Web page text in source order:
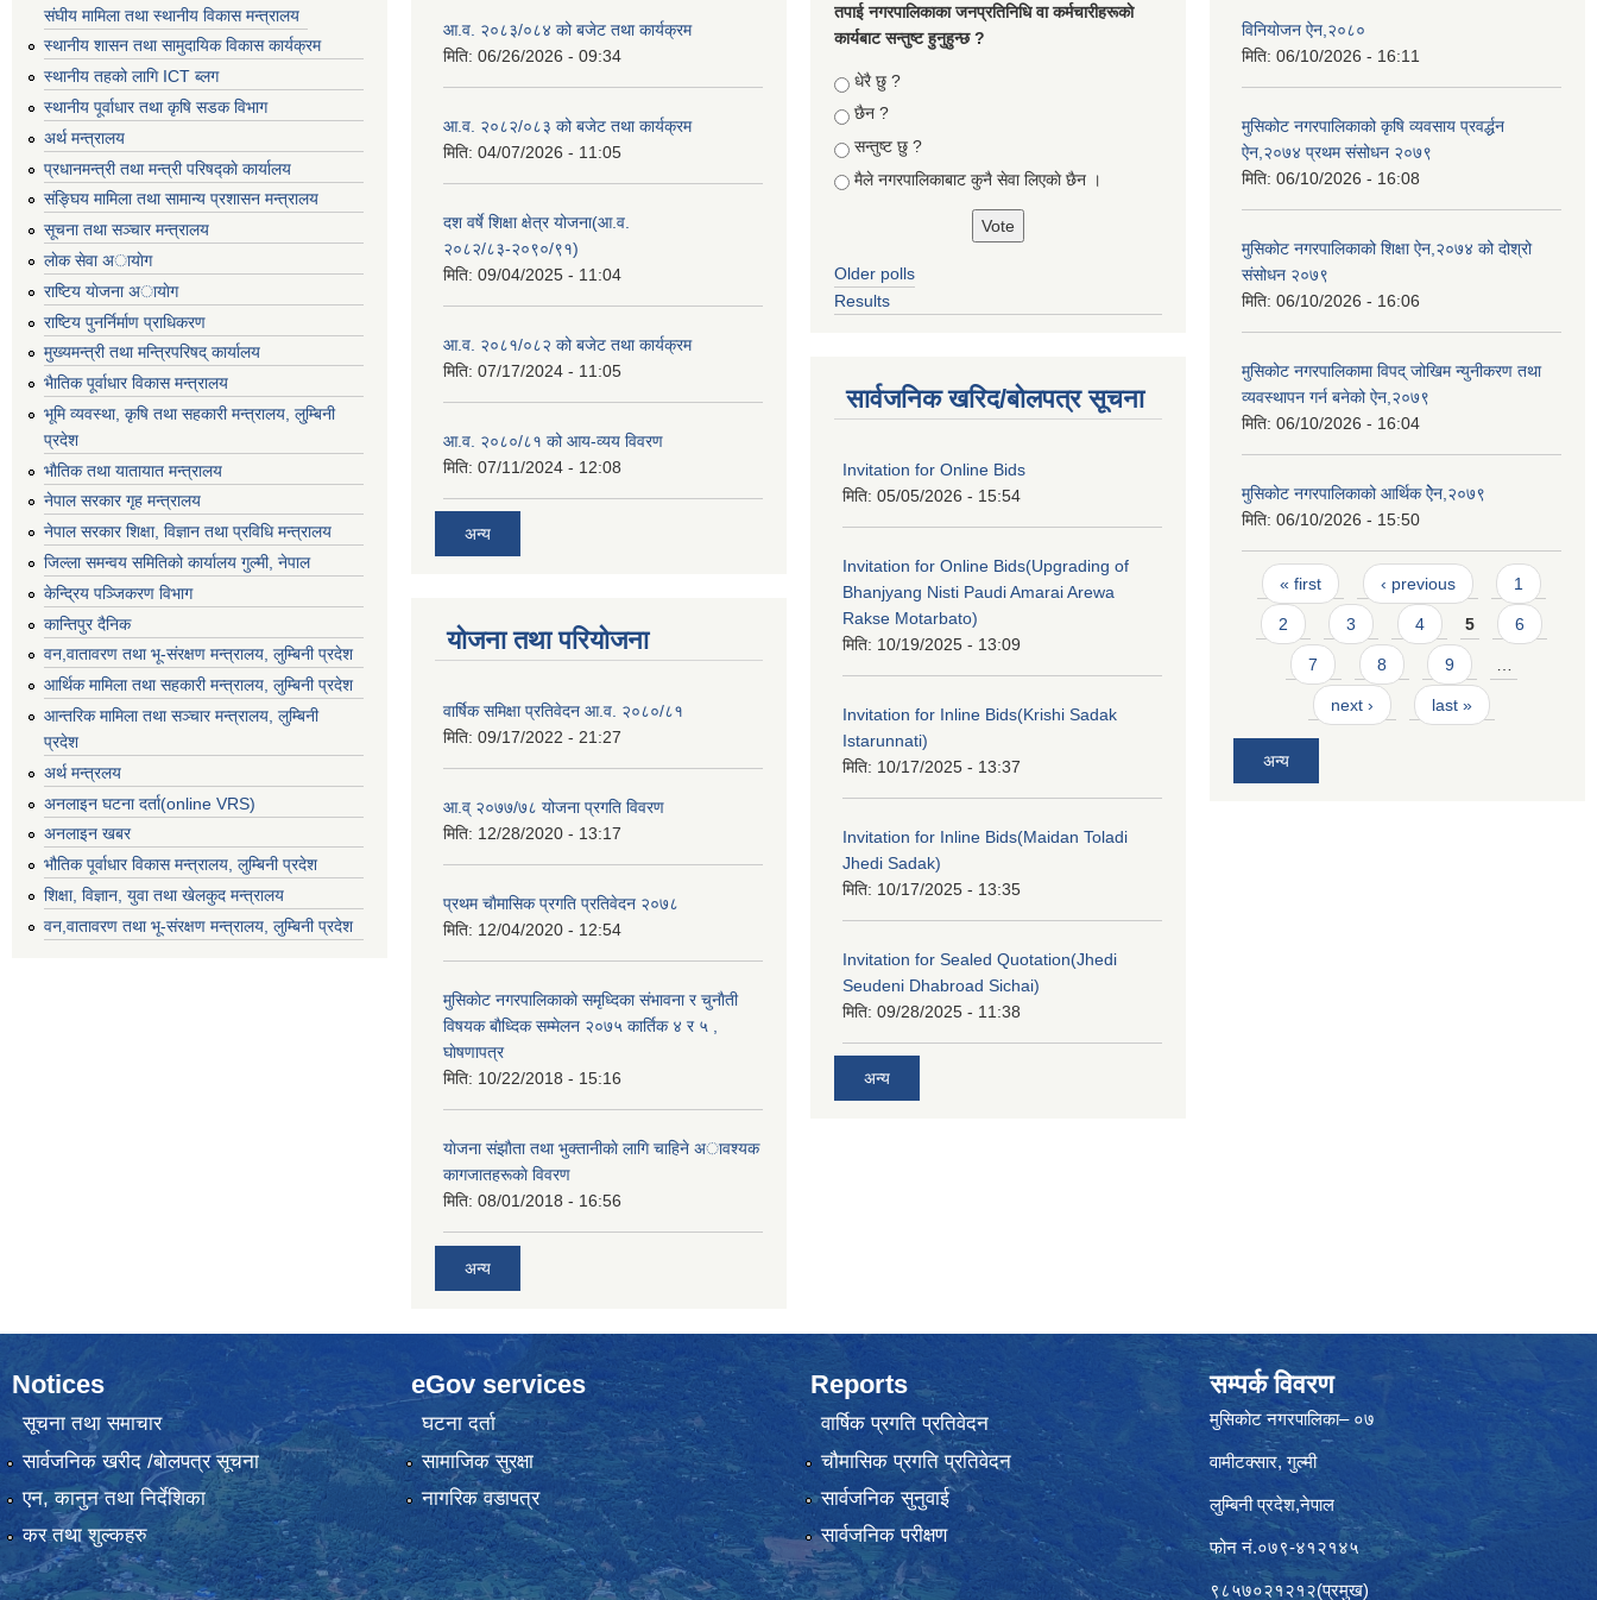
संघीय मामिला तथा स्थानीय विकास मन्त्रालय
स्थानीय शासन तथा सामुदायिक विकास कार्यक्रम
स्थानीय तहको लागि ICT ब्लग
स्थानीय पूर्वाधार तथा कृषि सडक विभाग
अर्थ मन्त्रालय
प्रधानमन्त्री तथा मन्त्री परिषद्काे कार्यालय
संङ्घिय मामिला तथा सामान्य प्रशासन मन्त्रालय
सूचना तथा सञ्चार मन्त्रालय
लाेक सेवा अायाेग
राष्टिय याेजना अायाेग
राष्टिय पुनर्निर्माण प्राधिकरण
मुख्यमन्त्री तथा मन्त्रिपरिषद् कार्यालय
भैातिक पूर्वाधार विकास मन्त्रालय
भूमि व्यवस्था, कृषि तथा सहकारी मन्त्रालय, लु्म्बिनी
प्रदेश
भाैतिक तथा यातायात मन्त्रालय
नेपाल सरकार गृह मन्त्रालय
नेपाल सरकार शिक्षा, विज्ञान तथा प्रविधि मन्त्रालय
जिल्ला समन्वय समितिको कार्यालय गुल्मी, नेपाल
केन्द्रिय पञ्जिकरण विभाग
कान्तिपुर दैनिक
वन,वातावरण तथा भू-संरक्षण मन्त्रालय, लुम्बिनी प्रदेश
आर्थिक मामिला तथा सहकारी मन्त्रालय, लुम्बिनी प्रदेश
आन्तरिक मामिला तथा सञ्चार मन्त्रालय, लुम्बिनी
प्रदेश
अर्थ मन्त्रलय
अनलाइन घटना दर्ता(online VRS)
अनलाइन खबर
भौतिक पूर्वाधार विकास मन्त्रालय, लुम्बिनी प्रदेश
शिक्षा, विज्ञान, युवा तथा खेलकुद मन्‍‍त्रालय
वन,वातावरण तथा भू-संरक्षण मन्त्रालय, लुम्बिनी प्रदेश
आ.व. २०८३/०८४ को बजेट तथा कार्यक्रम
मिति: 06/26/2026 - 09:34
आ.व. २०८२/०८३ को बजेट तथा कार्यक्रम
मिति: 04/07/2026 - 11:05
दश वर्षे शिक्षा क्षेत्र योजना(आ.व.
२०८२/८३-२०९०/९१)
मिति: 09/04/2025 - 11:04
आ.व. २०८१/०८२ को बजेट तथा कार्यक्रम
मिति: 07/17/2024 - 11:05
आ.व. २०८०/८१ को आय-व्यय विवरण
मिति: 07/11/2024 - 12:08
अन्य
योजना तथा परियोजना
वार्षिक समिक्षा प्रतिवेदन आ.व. २०८०/८१
मिति: 09/17/2022 - 21:27
आ.व् २०७७/७८ योजना प्रगति विवरण
मिति: 12/28/2020 - 13:17
प्रथम चाैमासिक प्रगति प्रतिवेदन २०७८
मिति: 12/04/2020 - 12:54
मुसिकाेट नगरपालिकाकाे समृध्दिका संभावना र चुनाैती
विषयक बाैध्दिक सम्मेलन २०७५ कार्तिक ४ र ५ ,
घाेषणापत्र
मिति: 10/22/2018 - 15:16
याेजना संझाैता तथा भुक्तानीकाे लागि चाहिने अावश्यक
कागजातहरूकाे विवरण
मिति: 08/01/2018 - 16:56
अन्य
तपा‌ई नगरपालिकाका जनप्रतिनिधि वा कर्मचारीहरूकाे
कार्यबाट सन्तुष्ट हुनुहुन्छ ?
Choices
धेरै छु ?
छैन ?
सन्तुष्ट छु ?
मैले नगरपालिकाबाट कुनै सेवा लिएकाे छैन ।
Older polls
Results
सार्वजनिक खरिद/बोलपत्र सूचना
Invitation for Online Bids
मिति: 05/05/2026 - 15:54
Invitation for Online Bids(Upgrading of
Bhanjyang Nisti Paudi Amarai Arewa
Rakse Motarbato)
मिति: 10/19/2025 - 13:09
Invitation for Inline Bids(Krishi Sadak
Istarunnati)
मिति: 10/17/2025 - 13:37
Invitation for Inline Bids(Maidan Toladi
Jhedi Sadak)
मिति: 10/17/2025 - 13:35
Invitation for Sealed Quotation(Jhedi
Seudeni Dhabroad Sichai)
मिति: 09/28/2025 - 11:38
अन्य
विनियोजन ऐन,२०८०
मिति: 06/10/2026 - 16:11
मुसिकोट नगरपालिकाको कृषि व्यवसाय प्रवर्द्धन
ऐन,२०७४ प्रथम संसोधन २०७९
मिति: 06/10/2026 - 16:08
मुसिकोट नगरपालिकाको शिक्षा ऐन,२०७४ को दोश्रो
संसोधन २०७९
मिति: 06/10/2026 - 16:06
मुसिकोट नगरपालिकामा विपद् जोखिम न्युनीकरण तथा
व्यवस्थापन गर्न बनेको ऐन,२०७९
मिति: 06/10/2026 - 16:04
मुसिकोट नगरपालिकाको आर्थिक ऐेन,२०७९
मिति: 06/10/2026 - 15:50
Pages
« first ‹ previous 1
2 3 4 5 6
7 8 9 …
next › last »
अन्य
Notices
सूचना तथा समाचार
सार्वजनिक खरीद /बोलपत्र सूचना
एन, कानुन तथा निर्देशिका
कर तथा शुल्कहरु
eGov services
घटना दर्ता
सामाजिक सुरक्षा
नागरिक वडापत्र
Reports
वार्षिक प्रगति प्रतिवेदन
चौमासिक प्रगति प्रतिवेदन
सार्वजनिक सुनुवाई
सार्वजनिक परीक्षण
सम्पर्क विवरण
मुसिकोट नगरपालिका– ०७
वामीटक्सार, गुल्मी
लुम्बिनी प्रदेश,नेपाल
फोन नं.०७९-४१२१४५
९८५७०२१२१२(प्रमुख)